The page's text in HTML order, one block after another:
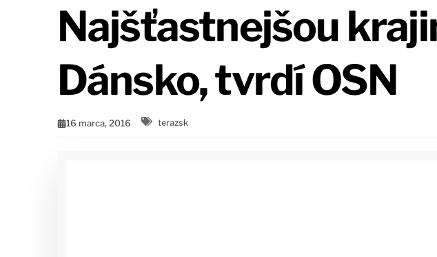
Najšťastnejšou
Dánsko, tvrdí OSN
16 marca, 2016 terazsk